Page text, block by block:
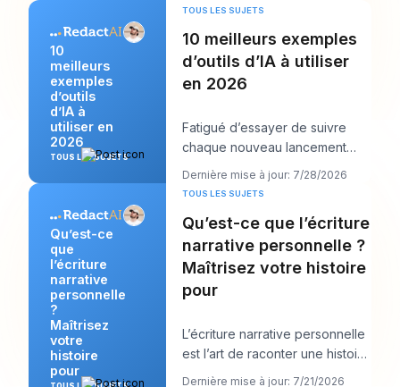
10
meilleurs
exemples
d’outils
d’IA à
utiliser en
2026
TOUS LES SUJETS
TOUS LES SUJETS
10 meilleurs exemples
d’outils d’IA à utiliser
en 2026
Fatigué d’essayer de suivre
chaque nouveau lancement
d’IA tout en devant encore
publier quelque chos
Dernière mise à jour: 7/28/2026
Qu’est-ce
que
l’écriture
narrative
personnelle
?
Maîtrisez
votre
histoire
pour
TOUS LES SUJETS
Qu’est-ce que l’écriture
narrative personnelle ?
Maîtrisez votre histoire
pour
L’écriture narrative personnelle
est l’art de raconter une histoire
vraie de votre propre vie afin d
Dernière mise à jour: 7/21/2026